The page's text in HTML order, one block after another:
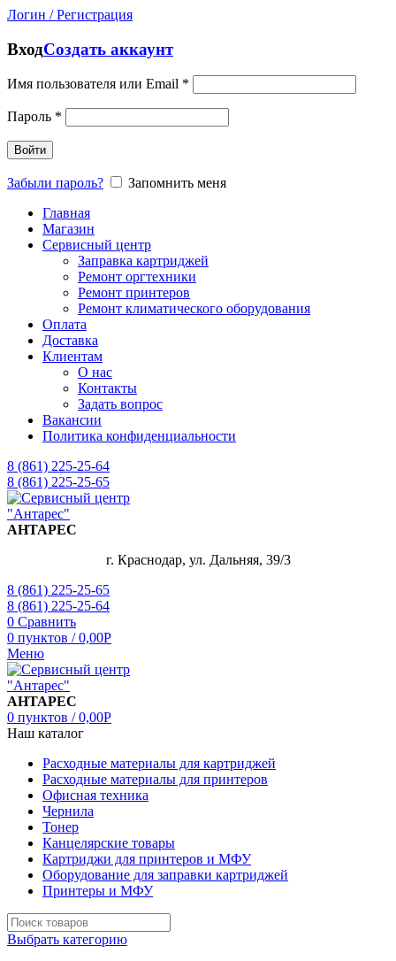
Логин / Регистрация
ВходСоздать аккаунт
Имя пользователя или Email *
Пароль *
Войти
Забыли пароль?
Запомнить меня
Главная
Магазин
Сервисный центр
Заправка картриджей
Ремонт оргтехники
Ремонт принтеров
Ремонт климатического оборудования
Оплата
Доставка
Клиентам
О нас
Контакты
Задать вопрос
Вакансии
Политика конфиденциальности
8 (861) 225-25-64
8 (861) 225-25-65
АНТАРЕС
г. Краснодар, ул. Дальняя, 39/3
8 (861) 225-25-65
8 (861) 225-25-64
0 Сравнить
0 пунктов / 0,00Р
Меню
АНТАРЕС
0 пунктов / 0,00Р
Наш каталог
Расходные материалы для картриджей
Расходные материалы для принтеров
Офисная техника
Чернила
Тонер
Канцелярские товары
Картриджи для принтеров и МФУ
Оборудование для заправки картриджей
Принтеры и МФУ
Выбрать категорию